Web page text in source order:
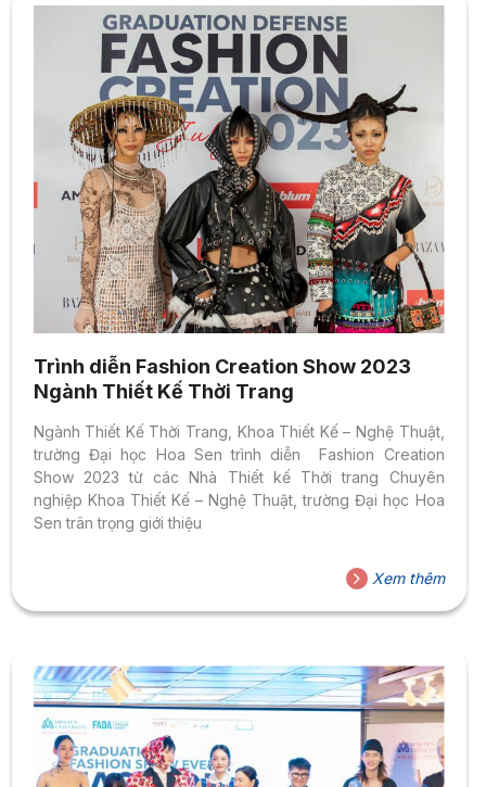
Trình diễn Fashion Creation Show 2023
Ngành Thiết Kế Thời Trang
Ngành Thiết Kế Thời Trang, Khoa Thiết Kế – Nghệ Thuật,
trường Đại học Hoa Sen trình diễn Fashion Creation
Show 2023 từ các Nhà Thiết kế Thời trang Chuyên
nghiệp Khoa Thiết Kế – Nghệ Thuật, trường Đại học Hoa
Sen trân trọng giới thiệu
Xem thêm